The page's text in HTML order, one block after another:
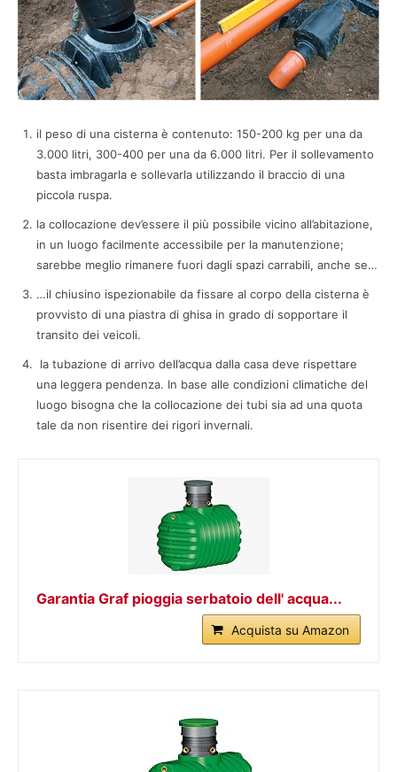
il peso di una cisterna è contenuto: 150-200 kg per una da
3.000 litri, 300-400 per una da 6.000 litri. Per il sollevamento
basta imbragarla e sollevarla utilizzando il braccio di una
piccola ruspa.
la collocazione dev’essere il più possibile vicino all’abitazione,
in un luogo facilmente accessibile per la manutenzione;
sarebbe meglio rimanere fuori dagli spazi carrabili, anche se…
…il chiusino ispezionabile da fissare al corpo della cisterna è
provvisto di una piastra di ghisa in grado di sopportare il
transito dei veicoli.
la tubazione di arrivo dell’acqua dalla casa deve rispettare
una leggera pendenza. In base alle condizioni climatiche del
luogo bisogna che la collocazione dei tubi sia ad una quota
tale da non risentire dei rigori invernali.
Garantia Graf pioggia serbatoio dell' acqua...
Acquista su Amazon